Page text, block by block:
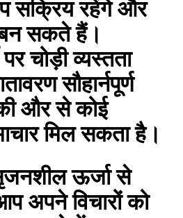
सक्रिय रहेंगे और
सकते हैं।
पर चोड़ी व्यस्तता
सौहार्नपूर्ण
और से कोई
मिल सकता है।
ऊर्जा से
अपने विचारों को